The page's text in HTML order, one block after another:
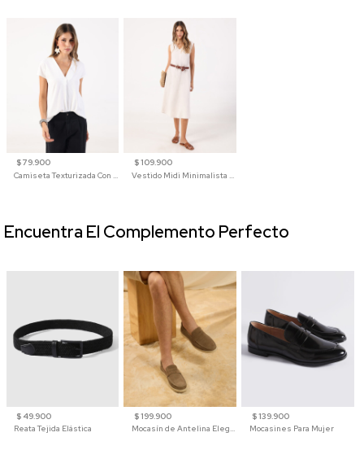
$ 79.900
Camiseta Texturizada Con Cuello En V Para Mujer
$ 109.900
Vestido Midi Minimalista De Silueta Amplia
$ 49.900
Reata Tejida Elástica
$ 199.900
Mocasín de Antelina Elegante con Suela de Contraste Para Hombre
$ 139.900
Mocasines Para Mujer
Encuentra El Complemento Perfecto